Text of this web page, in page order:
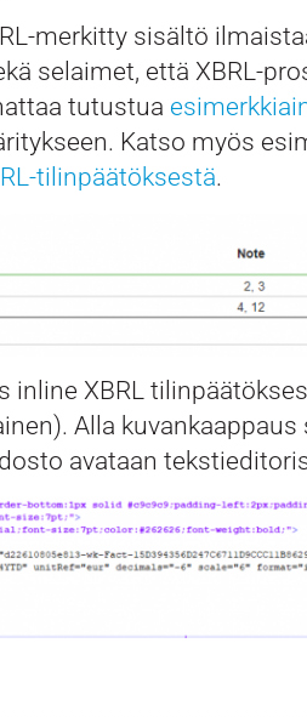
merkitty sisältö
selaimet, että XBRL-
tutustua
Katso myös
tilinpäätöksestä.
inline XBRL
Alla
avataan